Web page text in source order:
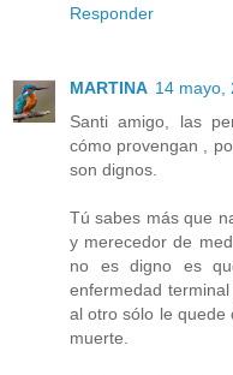
Responder
MARTINA 14 mayo,
Santi amigo, las
cómo provengan ,
son dignos.
Tú sabes más que
y merecedor de
no es digno es
enfermedad
al otro sólo le quede
muerte.